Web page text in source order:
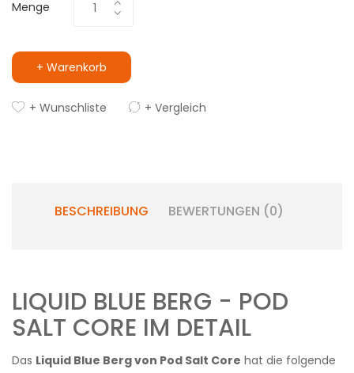
Menge
+ Warenkorb
+ Wunschliste + Vergleich
BESCHREIBUNG BEWERTUNGEN (0)
LIQUID BLUE BERG - POD
SALT CORE IM DETAIL
Das Liquid Blue Berg von Pod Salt Core hat die folgende